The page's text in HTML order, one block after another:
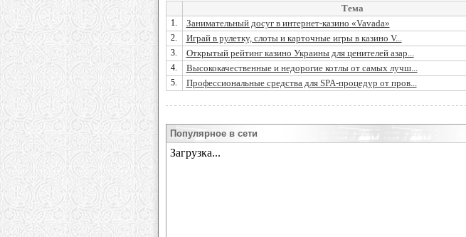
Тема
1. Занимательный досуг в интернет-казино «Vavada»
2. Играй в рулетку, слоты и карточные игры в казино V...
3. Открытый рейтинг казино Украины для ценителей азар...
4. Высококачественные и недорогие котлы от самых лучш...
5. Профессиональные средства для SPA-процедур от пров...
Популярное в сети